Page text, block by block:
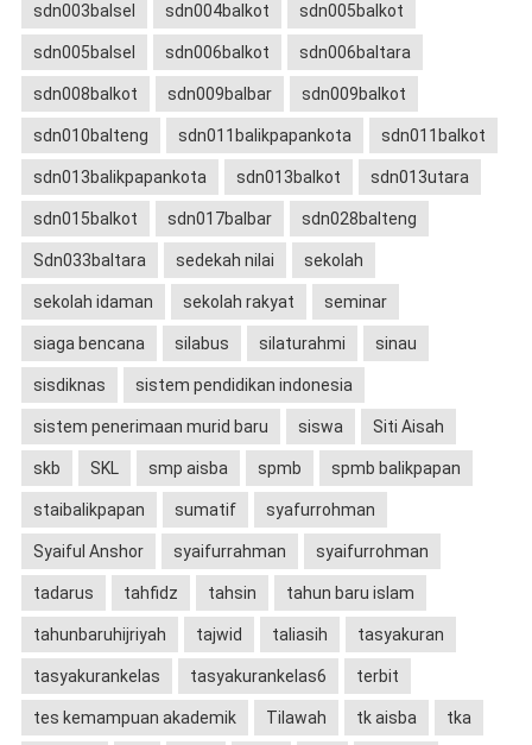
sdn003balsel sdn004balkot sdn005balkot
sdn005balsel sdn006balkot sdn006baltara
sdn008balkot sdn009balbar sdn009balkot
sdn010balteng sdn011balikpapankota sdn011balkot
sdn013balikpapankota sdn013balkot sdn013utara
sdn015balkot sdn017balbar sdn028balteng
Sdn033baltara sedekah nilai sekolah
sekolah idaman sekolah rakyat seminar
siaga bencana silabus silaturahmi sinau
sisdiknas sistem pendidikan indonesia
sistem penerimaan murid baru siswa Siti Aisah
skb SKL smp aisba spmb spmb balikpapan
staibalikpapan sumatif syafurrohman
Syaiful Anshor syaifurrahman syaifurrohman
tadarus tahfidz tahsin tahun baru islam
tahunbaruhijriyah tajwid taliasih tasyakuran
tasyakurankelas tasyakurankelas6 terbit
tes kemampuan akademik Tilawah tk aisba tka